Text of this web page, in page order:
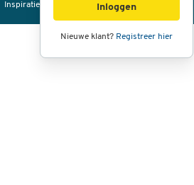
Inloggen
Nieuwe klant? Registreer hier
Inspiratie360°
weergave